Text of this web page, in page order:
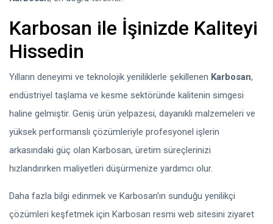
Karbosan ile İşinizde Kaliteyi
Hissedin
Yılların deneyimi ve teknolojik yeniliklerle şekillenen Karbosan,
endüstriyel taşlama ve kesme sektöründe kalitenin simgesi
haline gelmiştir. Geniş ürün yelpazesi, dayanıklı malzemeleri ve
yüksek performanslı çözümleriyle profesyonel işlerin
arkasındaki güç olan Karbosan, üretim süreçlerinizi
hızlandırırken maliyetleri düşürmenize yardımcı olur.
Daha fazla bilgi edinmek ve Karbosan'ın sunduğu yenilikçi
çözümleri keşfetmek için Karbosan resmi web sitesini ziyaret